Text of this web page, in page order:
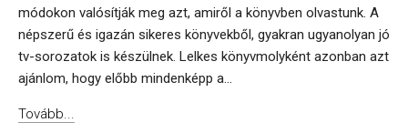
módokon valósítják meg azt, amiről a könyvben olvastunk. A
népszerű és igazán sikeres könyvekből, gyakran ugyanolyan jó
tv-sorozatok is készülnek. Lelkes könyvmolyként azonban azt
ajánlom, hogy előbb mindenképp a...
Tovább...